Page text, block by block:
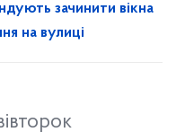
зачинити вікна
на вулиці